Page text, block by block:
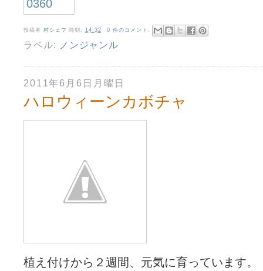
投稿者 村シェフ 時刻:14:32 0 件のコメント:
ラベル: ノンジャンル
2011年6月6日月曜日
ハロウィーンカボチャ
植え付けから２週間、元気に育っています。